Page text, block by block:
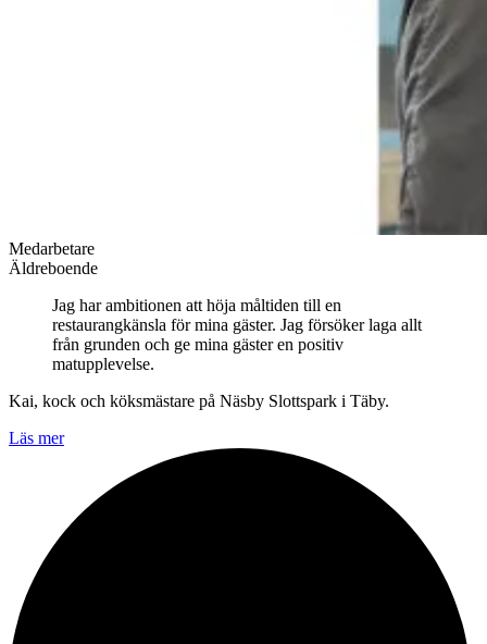
Medarbetare
Äldreboende
Jag har ambitionen att höja måltiden till en
restaurangkänsla för mina gäster. Jag försöker laga allt
från grunden och ge mina gäster en positiv
matupplevelse.
Kai, kock och köksmästare på Näsby Slottspark i Täby.
Läs mer